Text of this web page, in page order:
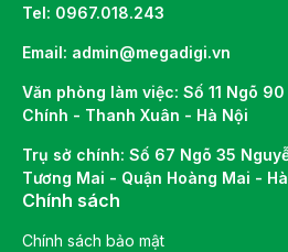
Tel: 0967.018.243
Email: admin@megadigi.vn
Văn phòng làm việc: Số 11 Ngõ
Chính - Thanh Xuân - Hà Nội
Trụ sở chính: Số 67 Ngõ 35
Tương Mai - Quận Hoàng Mai -
Chính sách
Chính sách bảo mật